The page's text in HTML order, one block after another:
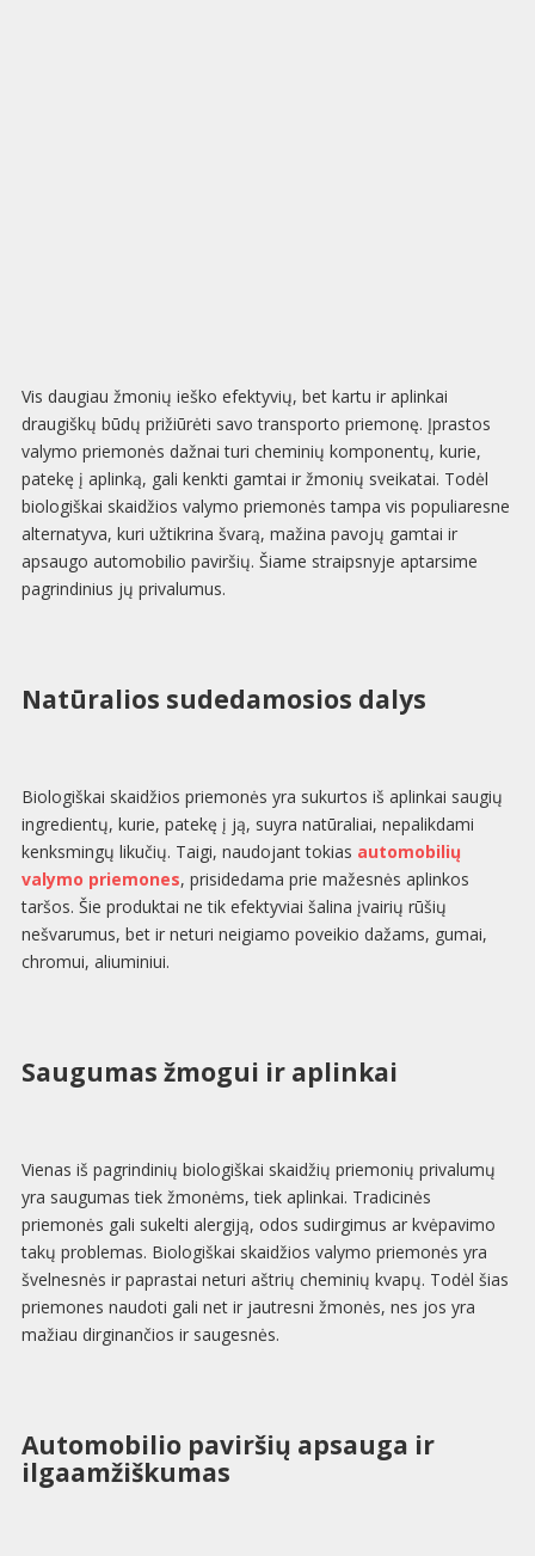
Vis daugiau žmonių ieško efektyvių, bet kartu ir aplinkai
draugiškų būdų prižiūrėti savo transporto priemonę. Įprastos
valymo priemonės dažnai turi cheminių komponentų, kurie,
patekę į aplinką, gali kenkti gamtai ir žmonių sveikatai. Todėl
biologiškai skaidžios valymo priemonės tampa vis populiaresne
alternatyva, kuri užtikrina švarą, mažina pavojų gamtai ir
apsaugo automobilio paviršių. Šiame straipsnyje aptarsime
pagrindinius jų privalumus.
Natūralios sudedamosios dalys
Biologiškai skaidžios priemonės yra sukurtos iš aplinkai saugių
ingredientų, kurie, patekę į ją, suyra natūraliai, nepalikdami
kenksmingų likučių. Taigi, naudojant tokias automobilių
valymo priemones, prisidedama prie mažesnės aplinkos
taršos. Šie produktai ne tik efektyviai šalina įvairių rūšių
nešvarumus, bet ir neturi neigiamo poveikio dažams, gumai,
chromui, aliuminiui.
Saugumas žmogui ir aplinkai
Vienas iš pagrindinių biologiškai skaidžių priemonių privalumų
yra saugumas tiek žmonėms, tiek aplinkai. Tradicinės
priemonės gali sukelti alergiją, odos sudirgimus ar kvėpavimo
takų problemas. Biologiškai skaidžios valymo priemonės yra
švelnesnės ir paprastai neturi aštrių cheminių kvapų. Todėl šias
priemones naudoti gali net ir jautresni žmonės, nes jos yra
mažiau dirginančios ir saugesnės.
Automobilio paviršių apsauga ir
ilgaamžiškumas